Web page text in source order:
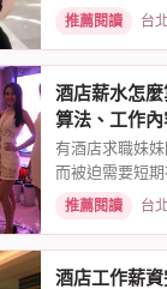
兼職/八大廣告
推薦閱讀 台北舒壓
酒店薪水怎
算法、工作
搞懂收入結構
有酒店求職妹
而被迫需要短期
候而環境又你
推薦閱讀 台北八大
酒店工作薪